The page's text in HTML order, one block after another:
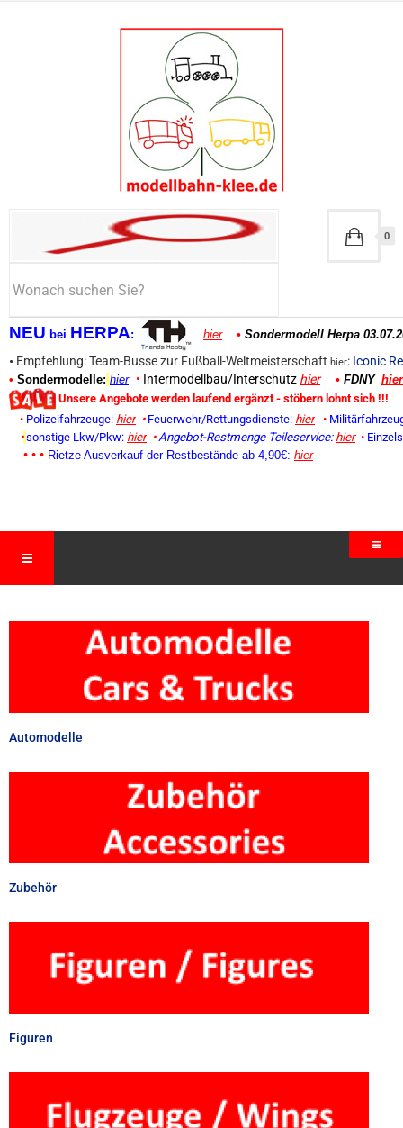
NEU bei HERPA: hier • Sondermodell Herpa
• Empfehlung: Team-Busse zur Fußball-Weltmeisterschaft hier: Iconic
• Sondermodelle: hier • Intermodellbau/Interschutz hier • FDNY hier
Unsere Angebote werden laufend ergänzt - stöbern lohnt sich !!!
• Polizeifahrzeuge: hier • Feuerwehr/Rettungsdienste: hier •
• sonstige Lkw/Pkw: hier • Angebot-Restmenge Teileservice: hier •
• • • Rietze Ausverkauf der Restbestände ab 4,90€: hier
0
Automodelle
Zubehör
Figuren